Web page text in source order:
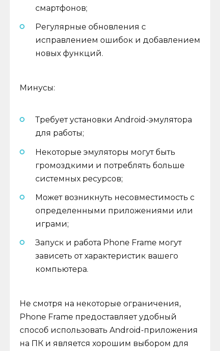
смартфонов;
Регулярные обновления с
исправлением ошибок и добавлением
новых функций.
Минусы:
Требует установки Android-эмулятора
для работы;
Некоторые эмуляторы могут быть
громоздкими и потреблять больше
системных ресурсов;
Может возникнуть несовместимость с
определенными приложениями или
играми;
Запуск и работа Phone Frame могут
зависеть от характеристик вашего
компьютера.
Не смотря на некоторые ограничения,
Phone Frame предоставляет удобный
способ использовать Android-приложения
на ПК и является хорошим выбором для